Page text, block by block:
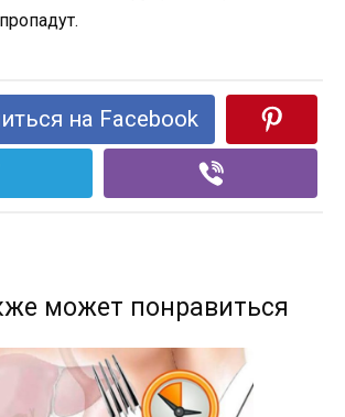
на Facebook
может понравиться